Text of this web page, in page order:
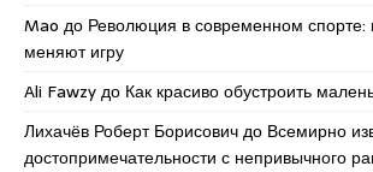
Mao до Революция в современном спорте:
меняют игру
Ali Fawzyдо Как красиво обустроить
Лихачёв Роберт Борисовичдо Всемирно
достопримечательности с непривычного